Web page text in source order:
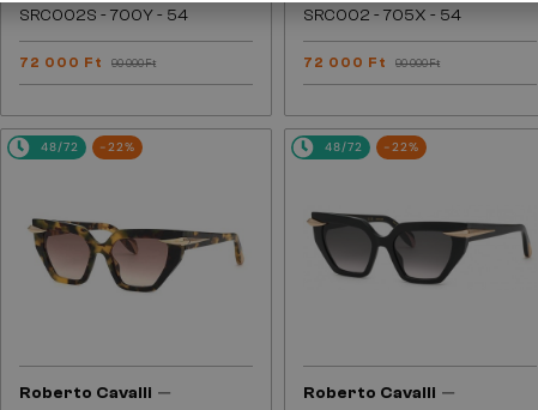
SRC002S - 700Y - 54
72 000 Ft 90 000 Ft
SRC002 - 705X - 54
72 000 Ft 90 000 Ft
48/72 -22%
Roberto Cavalli —
48/72 -22%
Roberto Cavalli —